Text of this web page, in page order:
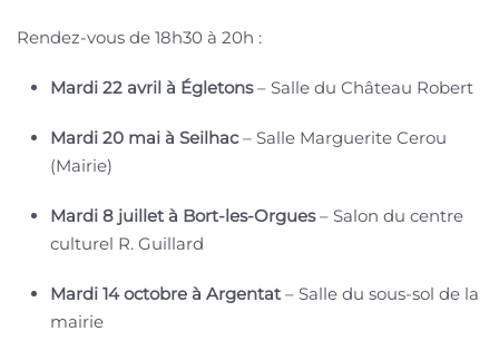
Rendez-vous de 18h30 à 20h :
Mardi 22 avril à Égletons– Salle du Château Robert
Mardi 20 mai à Seilhac– Salle Marguerite Cerou
(Mairie)
Mardi 8 juillet à Bort-les-Orgues– Salon du centre
culturel R. Guillard
Mardi 14 octobre à Argentat – Salle du sous-sol de la
mairie